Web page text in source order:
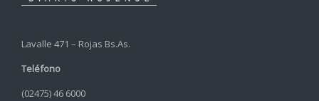
Lavalle 471 – Rojas Bs.As.
Teléfono
(02475) 46 6000